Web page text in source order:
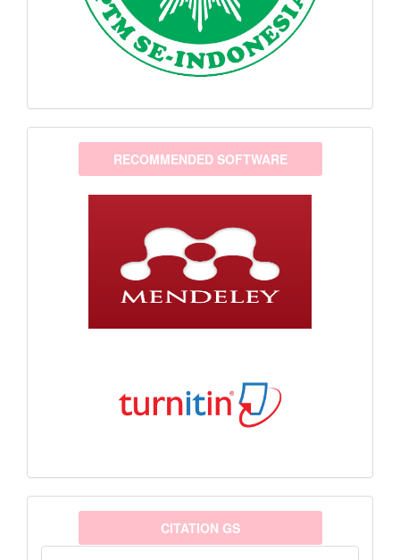
softwareRECOMMENDED SOFTWARE
citationanalystic
CITATION GS